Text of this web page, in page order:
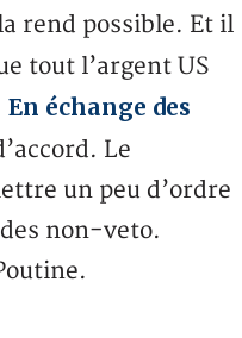
rend possible. Et il
tout l’argent US
En échange des
Le
un peu d’ordre
non-veto.